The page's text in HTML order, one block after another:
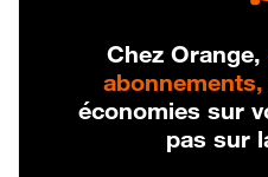
Chez Orange,
abonnements,
économies sur
pas sur